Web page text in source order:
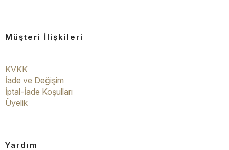
Müşteri İlişkileri
KVKK
İade ve Değişim
İptal-İade Koşulları
Üyelik
Yardım